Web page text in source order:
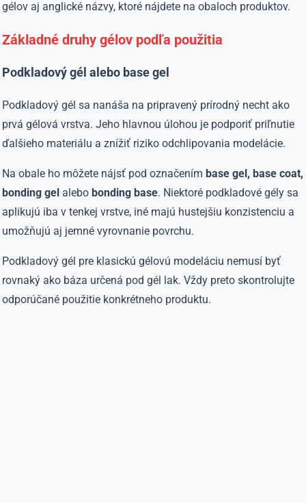
gélov aj anglické názvy, ktoré nájdete na obaloch produktov.
Základné druhy gélov podľa použitia
Podkladový gél alebo base gel
Podkladový gél sa nanáša na pripravený prírodný necht ako
prvá gélová vrstva. Jeho hlavnou úlohou je podporiť priľnutie
ďalšieho materiálu a znížiť riziko odchlipovania modelácie.
Na obale ho môžete nájsť pod označenímbase gel, base coat,
bonding gel alebobonding base. Niektoré podkladové gély sa
aplikujú iba v tenkej vrstve, iné majú hustejšiu konzistenciu a
umožňujú aj jemné vyrovnanie povrchu.
Podkladový gél pre klasickú gélovú modeláciu nemusí byť
rovnaký ako báza určená pod gél lak. Vždy preto skontrolujte
odporúčané použitie konkrétneho produktu.